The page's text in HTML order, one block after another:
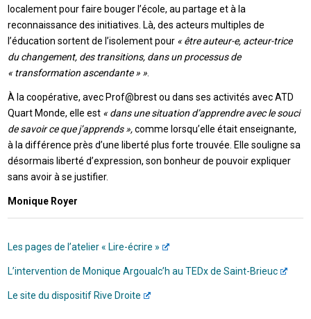
localement pour faire bouger l’école, au partage et à la
reconnaissance des initiatives. Là, des acteurs multiples de
l’éducation sortent de l’isolement pour « être auteur-e, acteur-trice
du changement, des transitions, dans un processus de
« transformation ascendante » »
À la coopérative, avec Prof@brest ou dans ses activités avec ATD
Quart Monde, elle est « dans une situation d’apprendre avec le souci
de savoir ce que j’apprends »,comme lorsqu’elle était enseignante,
à la différence près d’une liberté plus forte trouvée. Elle souligne sa
désormais liberté d’expression, son bonheur de pouvoir expliquer
sans avoir à se justifier.
Monique Royer
Les pages de l’atelier « Lire-écrire »
L’intervention de Monique Argoualc’h au TEDx de Saint-Brieuc
Le site du dispositif Rive Droite